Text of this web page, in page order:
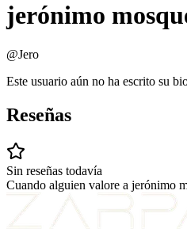
jerónimo
@Jero
Este usuario aún no ha escrito su
Reseñas
Sin reseñas todavía
Cuando alguien valore a jerónimo